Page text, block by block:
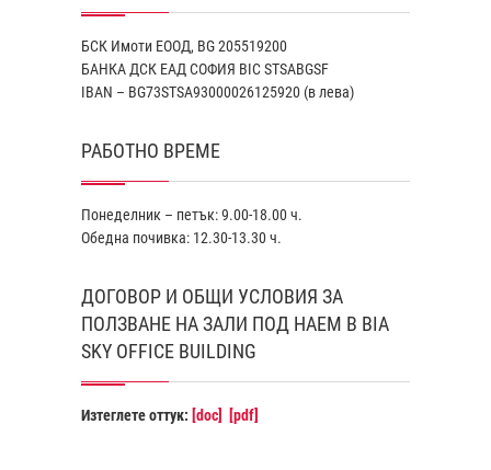
БСК Имоти ЕООД, BG 205519200
БАНКА ДСК EАД СОФИЯ BIC STSABGSF
IBAN – BG73STSA93000026125920 (в лева)
РАБОТНО ВРЕМЕ
Понеделник – петък: 9.00-18.00 ч.
Обедна почивка: 12.30-13.30 ч.
ДОГОВОР И ОБЩИ УСЛОВИЯ ЗА
ПОЛЗВАНЕ НА ЗАЛИ ПОД НАЕМ В BIA
SKY OFFICE BUILDING
Изтеглете оттук: [doc] [pdf]